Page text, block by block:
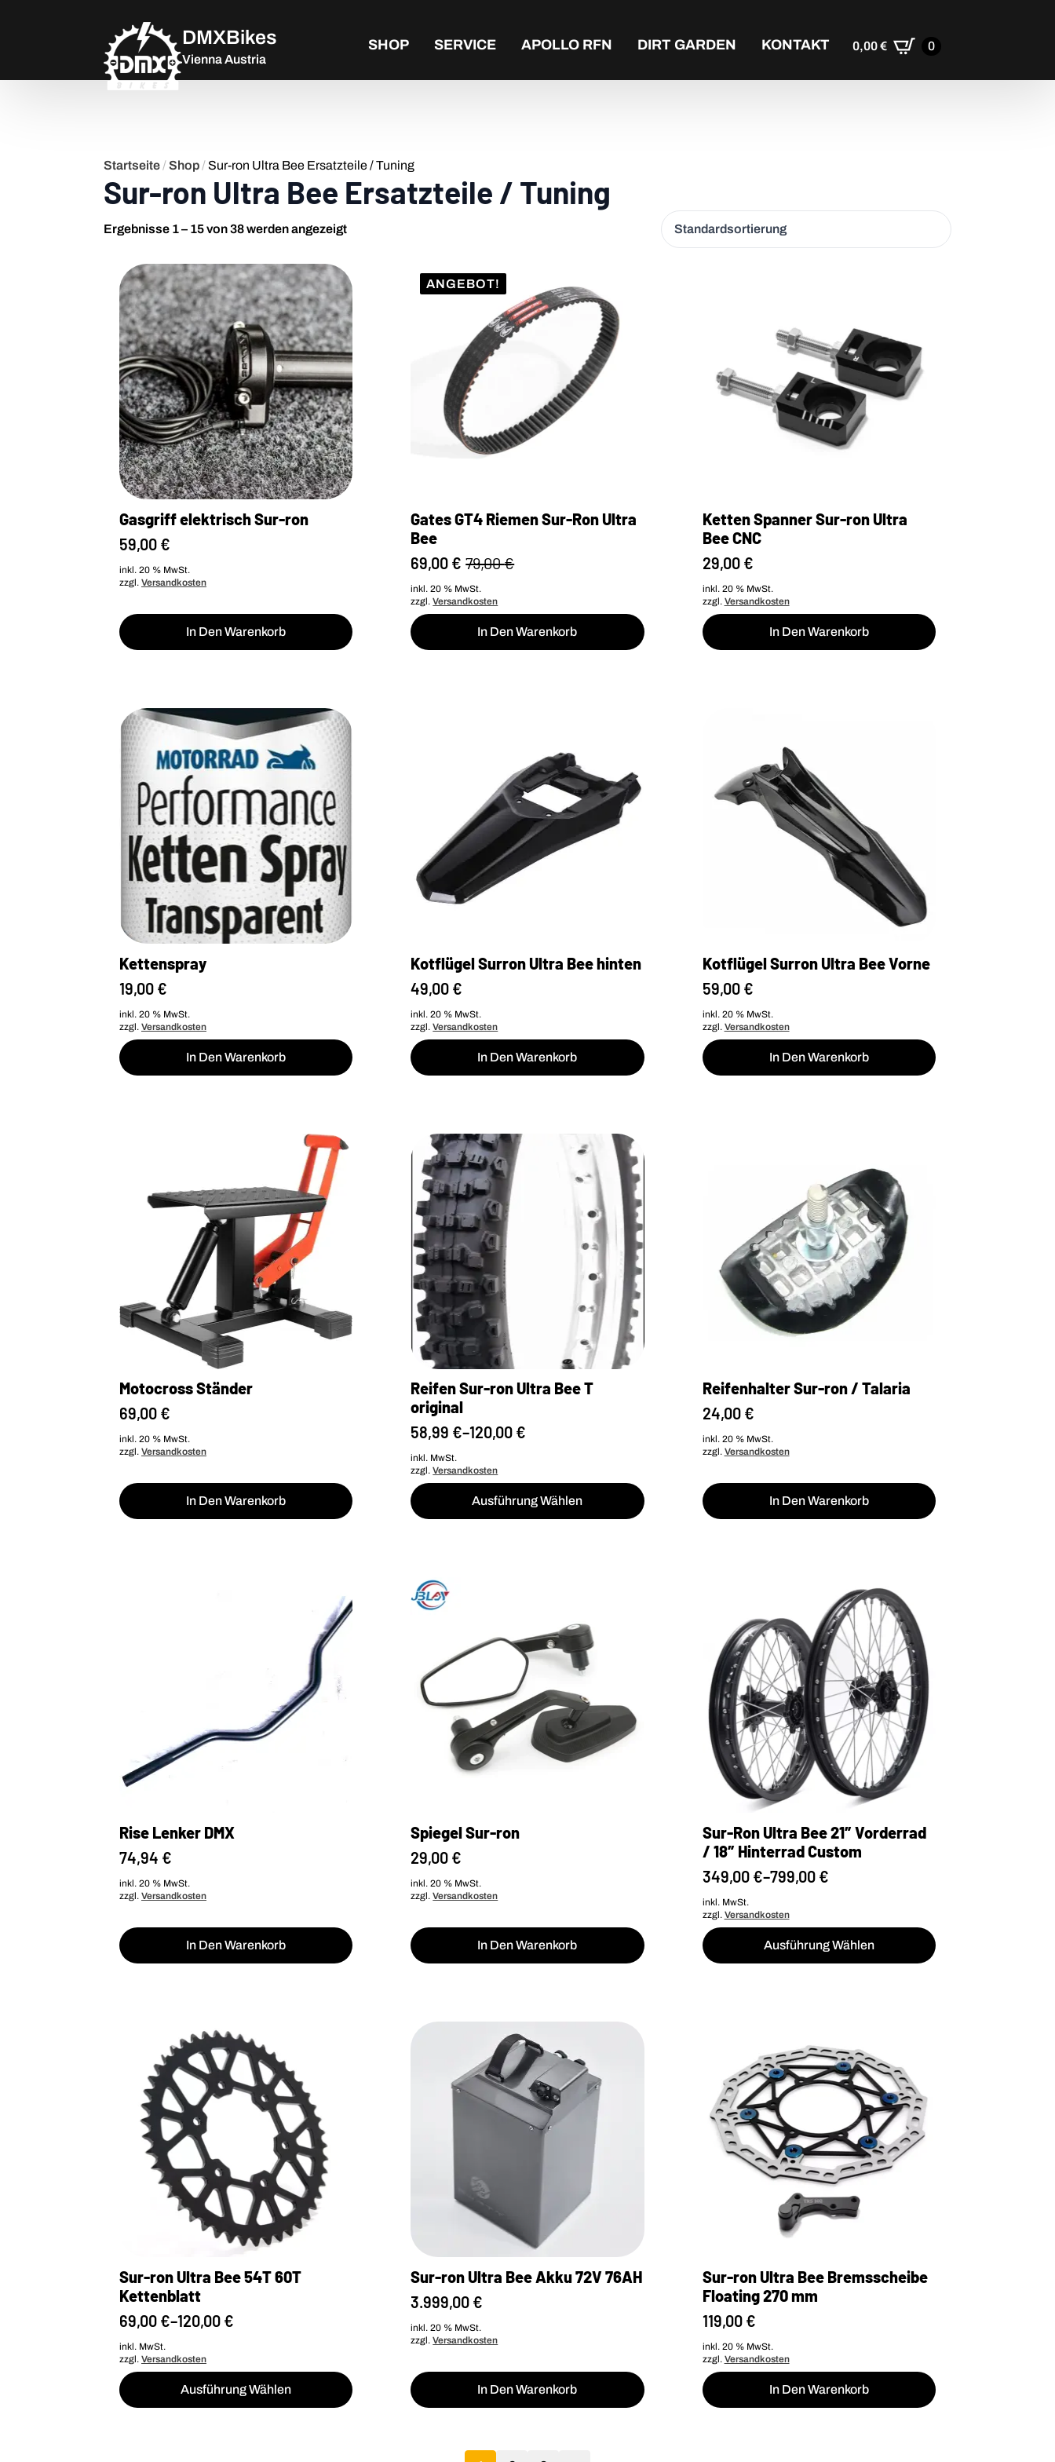
DMXBikes
Vienna Austria
SHOP SERVICE APOLLO RFN DIRT GARDEN KONTAKT 0,00€ 0
Startseite/Shop/ Sur-ron Ultra Bee Ersatzteile / Tuning
Sur-ron Ultra Bee Ersatzteile / Tuning
Ergebnisse 1 – 15 von 38 werden angezeigt
Gasgriff elektrisch Sur-ron
59,00 €
inkl. 20 % MwSt.
zzgl. Versandkosten
In Den Warenkorb
ANGEBOT!
Gates GT4 Riemen Sur-Ron Ultra
Bee
79,00€
Ursprünglicher
Preis
war:
79,00 €
69,00 €
Aktueller
Preis
ist:
69,00 €.
inkl. 20 % MwSt.
zzgl.Versandkosten
In Den Warenkorb
Ketten Spanner Sur-ron Ultra
Bee CNC
29,00 €
inkl. 20 % MwSt.
zzgl. Versandkosten
In Den Warenkorb
Kettenspray
19,00 €
inkl. 20 % MwSt.
zzgl. Versandkosten
In Den Warenkorb
Kotflügel Surron Ultra Bee hinten
49,00 €
inkl. 20 % MwSt.
zzgl.Versandkosten
In Den Warenkorb
Kotflügel Surron Ultra Bee Vorne
59,00 €
inkl. 20 % MwSt.
zzgl. Versandkosten
In Den Warenkorb
Motocross Ständer
69,00 €
inkl. 20 % MwSt.
zzgl. Versandkosten
In Den Warenkorb
Reifen Sur-ron Ultra Bee T
original
58,99 €–120,00 €
inkl. MwSt.
zzgl.Versandkosten
Ausführung Wählen
Dieses
Produkt
auf.
Die
Optionen
Produktseite
gewählt
Reifenhalter Sur-ron / Talaria
24,00 €
inkl. 20 % MwSt.
zzgl. Versandkosten
In Den Warenkorb
Rise Lenker DMX
74,94 €
inkl. 20 % MwSt.
zzgl. Versandkosten
In Den Warenkorb
Spiegel Sur-ron
29,00 €
inkl. 20 % MwSt.
zzgl.Versandkosten
In Den Warenkorb
Sur-Ron Ultra Bee 21″ Vorderrad
/ 18″ Hinterrad Custom
349,00 €–799,00 €
inkl. MwSt.
zzgl. Versandkosten
Ausführung Wählen
Dieses
Produkt
können
der
Produktseite
gewählt
werden
Sur-ron Ultra Bee 54T 60T
Kettenblatt
69,00 €–120,00 €
inkl. MwSt.
zzgl. Versandkosten
Ausführung Wählen
Dieses
Produkt
Sur-ron Ultra Bee Akku 72V 76AH
3.999,00 €
inkl. 20 % MwSt.
zzgl.Versandkosten
In Den Warenkorb
Sur-ron Ultra Bee Bremsscheibe
Floating 270 mm
119,00 €
inkl. 20 % MwSt.
zzgl. Versandkosten
In Den Warenkorb